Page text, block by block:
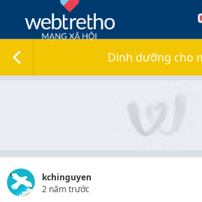
Dinh dưỡng cho
kchinguyen
2 năm trước